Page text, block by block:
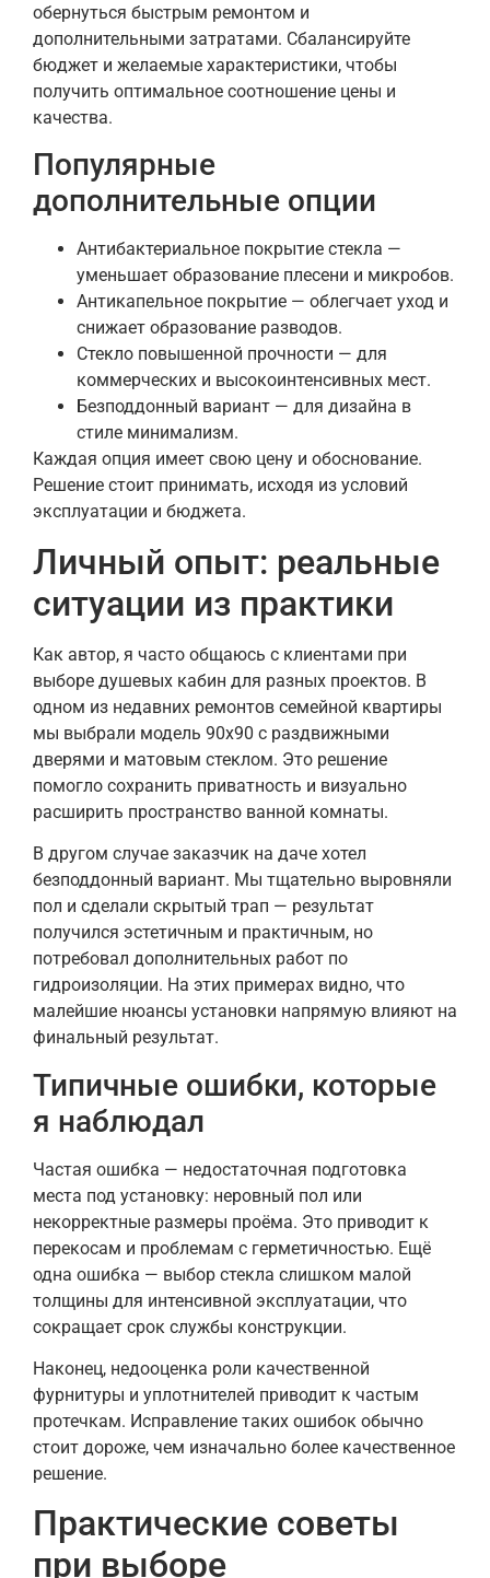
обернуться быстрым ремонтом и
дополнительными затратами. Сбалансируйте
бюджет и желаемые характеристики, чтобы
получить оптимальное соотношение цены и
качества.
Популярные
дополнительные опции
Антибактериальное покрытие стекла —
уменьшает образование плесени и микробов.
Антикапельное покрытие — облегчает уход и
снижает образование разводов.
Стекло повышенной прочности — для
коммерческих и высокоинтенсивных мест.
Безподдонный вариант — для дизайна в
стиле минимализм.
Каждая опция имеет свою цену и обоснование.
Решение стоит принимать, исходя из условий
эксплуатации и бюджета.
Личный опыт: реальные
ситуации из практики
Как автор, я часто общаюсь с клиентами при
выборе душевых кабин для разных проектов. В
одном из недавних ремонтов семейной квартиры
мы выбрали модель 90х90 с раздвижными
дверями и матовым стеклом. Это решение
помогло сохранить приватность и визуально
расширить пространство ванной комнаты.
В другом случае заказчик на даче хотел
безподдонный вариант. Мы тщательно выровняли
пол и сделали скрытый трап — результат
получился эстетичным и практичным, но
потребовал дополнительных работ по
гидроизоляции. На этих примерах видно, что
малейшие нюансы установки напрямую влияют на
финальный результат.
Типичные ошибки, которые
я наблюдал
Частая ошибка — недостаточная подготовка
места под установку: неровный пол или
некорректные размеры проёма. Это приводит к
перекосам и проблемам с герметичностью. Ещё
одна ошибка — выбор стекла слишком малой
толщины для интенсивной эксплуатации, что
сокращает срок службы конструкции.
Наконец, недооценка роли качественной
фурнитуры и уплотнителей приводит к частым
протечкам. Исправление таких ошибок обычно
стоит дороже, чем изначально более качественное
решение.
Практические советы
при выборе